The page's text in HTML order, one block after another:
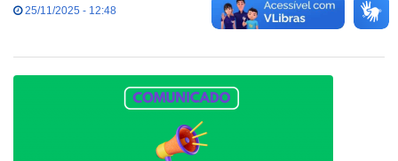
25/11/2025 - 12:48